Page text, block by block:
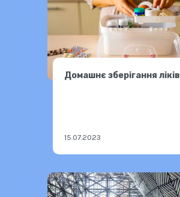
Домашнє зберігання ліків
15.07.2023